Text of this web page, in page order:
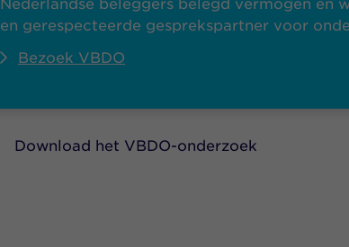
Nederlandse beleggers belegd vermogen en
en gerespecteerde gesprekspartner voor
Bezoek VBDO
Download het VBDO-onderzoek